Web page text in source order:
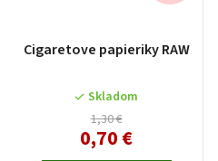
Cigaretove papieriky RAW
Skladom
1,30 €
0,70 €